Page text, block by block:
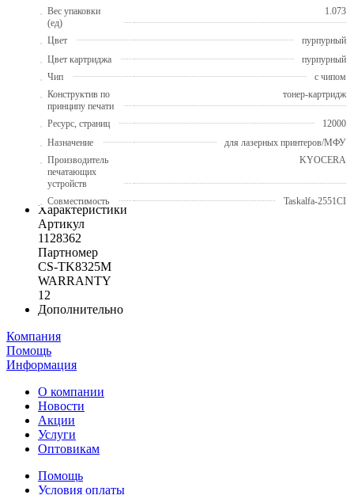
Вес упаковки
(ед)
1.073
Цвет
пурпурный
Цвет картриджа
пурпурный
Чип
с чипом
Конструктив по
принципу печати
тонер-картридж
Ресурс, страниц
12000
Назначение
для лазерных принтеров/МФУ
Производитель
печатающих
устройств
KYOCERA
Совместимость Taskalfa-2551CI
Характеристики
Артикул
1128362
Партномер
CS-TK8325M
WARRANTY
12
Дополнительно
Компания
Помощь
Информация
О компании
Новости
Акции
Услуги
Оптовикам
Помощь
Условия оплаты